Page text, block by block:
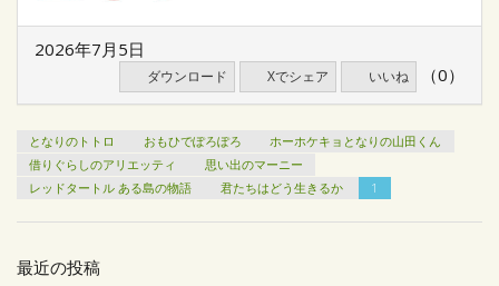
2026年7月5日
ダウンロード Xでシェア いいね （0）
となりのトトロ おもひでぽろぽろ
ホーホケキョとなりの山田くん
借りぐらしのアリエッティ
思い出のマーニー
レッドタートル ある島の物語
君たちはどう生きるか 1
最近の投稿